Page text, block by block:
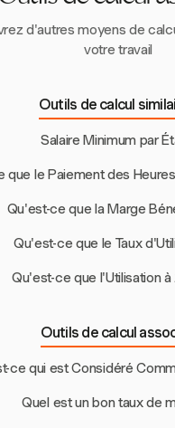
d'autres moyens de
votre travail
Outils de calcul
Salaire Minimum par
que le Paiement des
Qu'est-ce que la Marge
Qu'est-ce que le Taux
Qu'est-ce que l'Utilisation à
Outils de calcul
ce qui est Considéré
Quel est un bon taux de